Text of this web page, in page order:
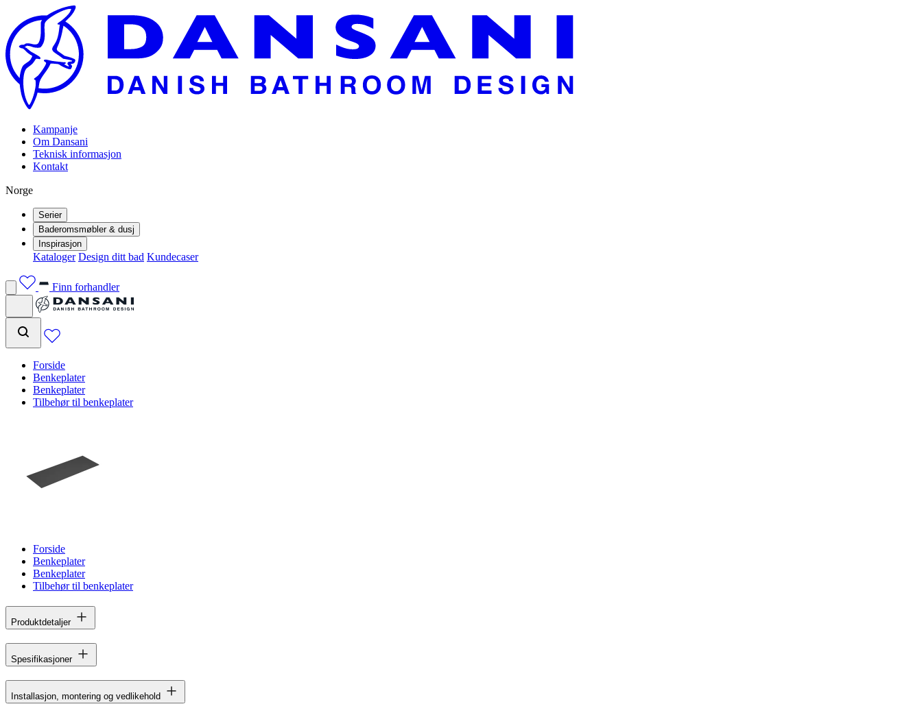
Kampanje
Om Dansani
Teknisk informasjon
Kontakt
Norge
Serier
Baderomsmøbler & dusj
Inspirasjon
Kataloger Design ditt bad Kundecaser
Finn forhandler
Forside
Benkeplater
Benkeplater
Tilbehør til benkeplater
Forside
Benkeplater
Benkeplater
Tilbehør til benkeplater
Produktdetaljer
Spesifikasjoner
Installasjon, montering og vedlikehold